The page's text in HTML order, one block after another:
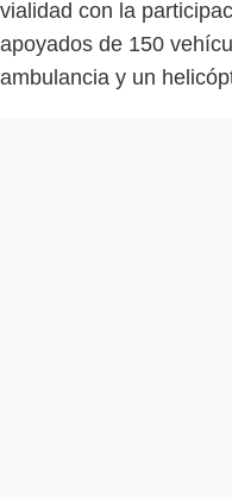
vialidad con la
apoyados de 150
ambulancia y un